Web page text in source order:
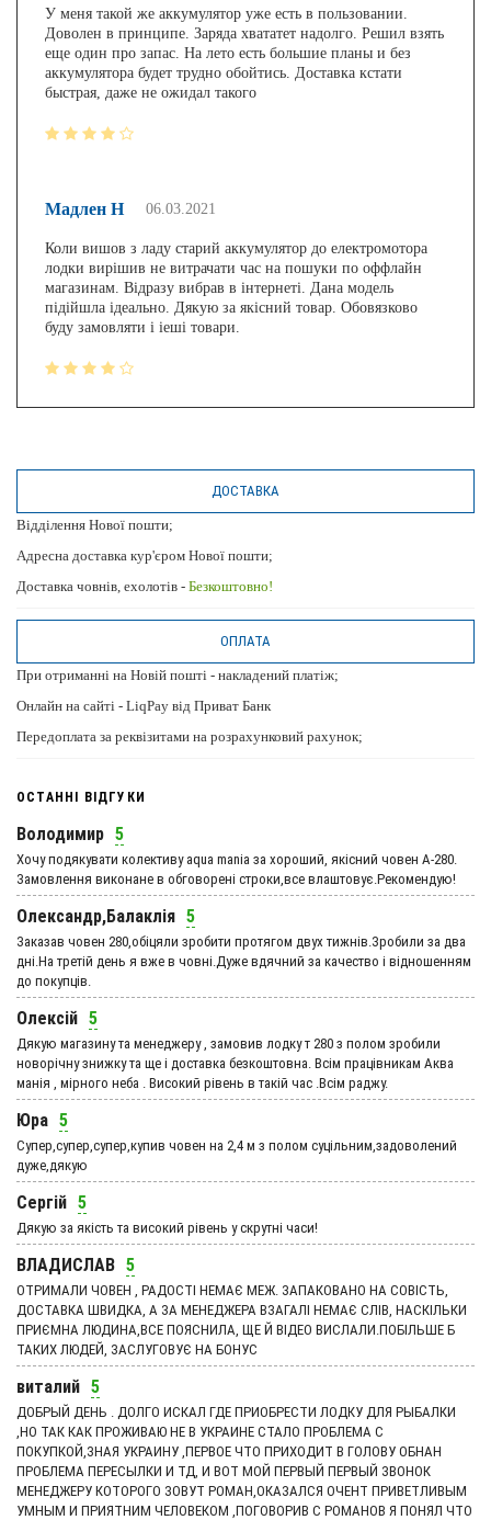
У меня такой же аккумулятор уже есть в пользовании.
Доволен в принципе. Заряда хвататет надолго. Решил взять
еще один про запас. На лето есть большие планы и без
аккумулятора будет трудно обойтись. Доставка кстати
быстрая, даже не ожидал такого
Мадлен Н 06.03.2021
Коли вишов з ладу старий аккумулятор до електромотора
лодки вирішив не витрачати час на пошуки по оффлайн
магазинам. Відразу вибрав в інтернеті. Дана модель
підійшла ідеально. Дякую за якісний товар. Обовязково
буду замовляти і іеші товари.
ДОСТАВКА
Відділення Нової пошти;
Адресна доставка кур'єром Нової пошти;
Доставка човнів, ехолотів - Безкоштовно!
ОПЛАТА
При отриманні на Новій пошті - накладений платіж;
Онлайн на сайті - LiqPay від Приват Банк
Передоплата за реквізитами на розрахунковий рахунок;
ОСТАННІ ВІДГУКИ
Володимир 5
Хочу подякувати колективу aqua mania за хороший, якісний човен А-280.
Замовлення виконане в обговорені строки,все влаштовує.Рекомендую!
Олександр,Балаклія 5
Заказав човен 280,обіцяли зробити протягом двух тижнів.Зробили за два
дні.На третій день я вже в човні.Дуже вдячний за качество і відношенням
до покупців.
Олексій 5
Дякую магазину та менеджеру , замовив лодку т 280 з полом зробили
новорічну знижку та ще і доставка безкоштовна. Всім працівникам Аква
манія , мірного неба . Високий рівень в такій час .Всім раджу.
Юра 5
Супер,супер,супер,купив човен на 2,4 м з полом суцільним,задоволений
дуже,дякую
Сергій 5
Дякую за якість та високий рівень у скрутні часи!
ВЛАДИСЛАВ 5
ОТРИМАЛИ ЧОВЕН , РАДОСТІ НЕМАЄ МЕЖ. ЗАПАКОВАНО НА СОВІСТЬ,
ДОСТАВКА ШВИДКА, А ЗА МЕНЕДЖЕРА ВЗАГАЛІ НЕМАЄ СЛІВ, НАСКІЛЬКИ
ПРИЄМНА ЛЮДИНА,ВСЕ ПОЯСНИЛА, ЩЕ Й ВІДЕО ВИСЛАЛИ.ПОБІЛЬШЕ Б
ТАКИХ ЛЮДЕЙ, ЗАСЛУГОВУЄ НА БОНУС
виталий 5
ДОБРЫЙ ДЕНЬ . ДОЛГО ИСКАЛ ГДЕ ПРИОБРЕСТИ ЛОДКУ ДЛЯ РЫБАЛКИ
,НО ТАК КАК ПРОЖИВАЮ НЕ В УКРАИНЕ СТАЛО ПРОБЛЕМА С
ПОКУПКОЙ,ЗНАЯ УКРАИНУ ,ПЕРВОЕ ЧТО ПРИХОДИТ В ГОЛОВУ ОБНАН
ПРОБЛЕМА ПЕРЕСЫЛКИ И ТД, И ВОТ МОЙ ПЕРВЫЙ ПЕРВЫЙ ЗВОНОК
МЕНЕДЖЕРУ КОТОРОГО ЗОВУТ РОМАН,ОКАЗАЛСЯ ОЧЕНТ ПРИВЕТЛИВЫМ
УМНЫМ И ПРИЯТНИМ ЧЕЛОВЕКОМ ,ПОГОВОРИВ С РОМАНОВ Я ПОНЯЛ ЧТО